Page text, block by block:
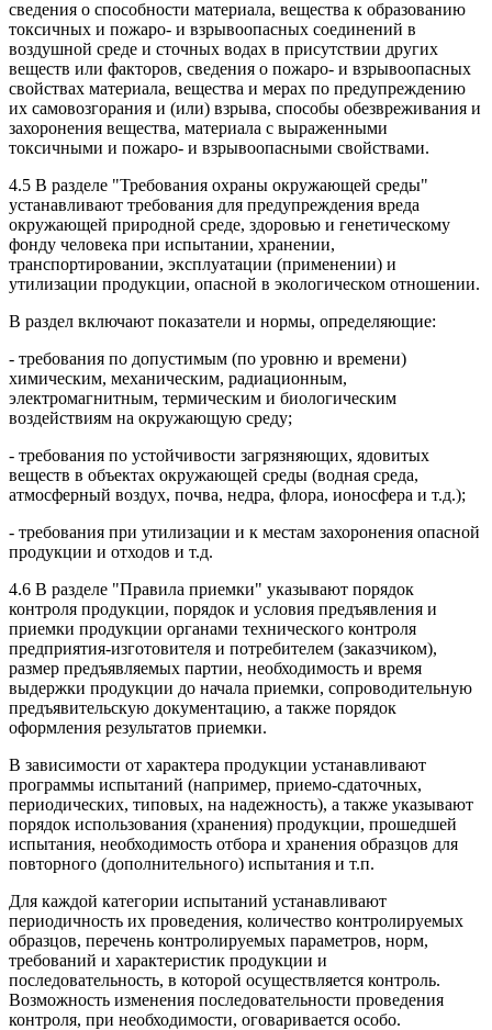
сведения о способности материала, вещества к образованию
токсичных и пожаро- и взрывоопасных соединений в
воздушной среде и сточных водах в присутствии других
веществ или факторов, сведения о пожаро- и взрывоопасных
свойствах материала, вещества и мерах по предупреждению
их самовозгорания и (или) взрыва, способы обезвреживания и
захоронения вещества, материала с выраженными
токсичными и пожаро- и взрывоопасными свойствами.
4.5 В разделе "Требования охраны окружающей среды"
устанавливают требования для предупреждения вреда
окружающей природной среде, здоровью и генетическому
фонду человека при испытании, хранении,
транспортировании, эксплуатации (применении) и
утилизации продукции, опасной в экологическом отношении.
В раздел включают показатели и нормы, определяющие:
- требования по допустимым (по уровню и времени)
химическим, механическим, радиационным,
электромагнитным, термическим и биологическим
воздействиям на окружающую среду;
- требования по устойчивости загрязняющих, ядовитых
веществ в объектах окружающей среды (водная среда,
атмосферный воздух, почва, недра, флора, ионосфера и т.д.);
- требования при утилизации и к местам захоронения опасной
продукции и отходов и т.д.
4.6 В разделе "Правила приемки" указывают порядок
контроля продукции, порядок и условия предъявления и
приемки продукции органами технического контроля
предприятия-изготовителя и потребителем (заказчиком),
размер предъявляемых партии, необходимость и время
выдержки продукции до начала приемки, сопроводительную
предъявительскую документацию, а также порядок
оформления результатов приемки.
В зависимости от характера продукции устанавливают
программы испытаний (например, приемо-сдаточных,
периодических, типовых, на надежность), а также указывают
порядок использования (хранения) продукции, прошедшей
испытания, необходимость отбора и хранения образцов для
повторного (дополнительного) испытания и т.п.
Для каждой категории испытаний устанавливают
периодичность их проведения, количество контролируемых
образцов, перечень контролируемых параметров, норм,
требований и характеристик продукции и
последовательность, в которой осуществляется контроль.
Возможность изменения последовательности проведения
контроля, при необходимости, оговаривается особо.